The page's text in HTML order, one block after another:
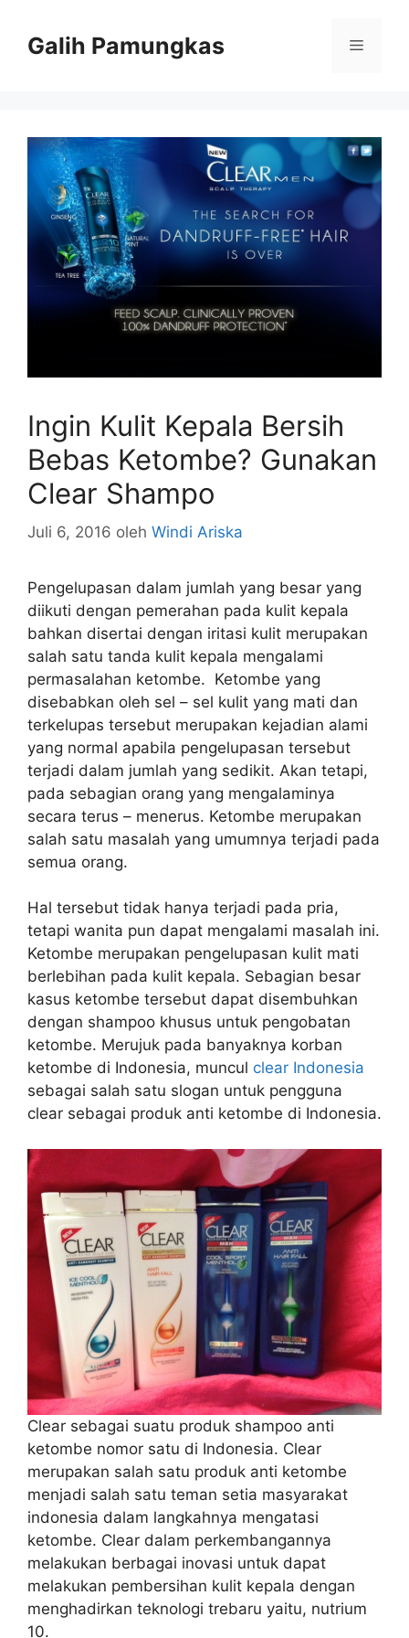
Galih Pamungkas Menu
Ingin Kulit Kepala Bersih
Bebas Ketombe? Gunakan
Clear Shampo
Juli 6, 2016 oleh Windi Ariska
Pengelupasan dalam jumlah yang besar yang
diikuti dengan pemerahan pada kulit kepala
bahkan disertai dengan iritasi kulit merupakan
salah satu tanda kulit kepala mengalami
permasalahan ketombe. Ketombe yang
disebabkan oleh sel – sel kulit yang mati dan
terkelupas tersebut merupakan kejadian alami
yang normal apabila pengelupasan tersebut
terjadi dalam jumlah yang sedikit. Akan tetapi,
pada sebagian orang yang mengalaminya
secara terus – menerus. Ketombe merupakan
salah satu masalah yang umumnya terjadi pada
semua orang.
Hal tersebut tidak hanya terjadi pada pria,
tetapi wanita pun dapat mengalami masalah ini.
Ketombe merupakan pengelupasan kulit mati
berlebihan pada kulit kepala. Sebagian besar
kasus ketombe tersebut dapat disembuhkan
dengan shampoo khusus untuk pengobatan
ketombe. Merujuk pada banyaknya korban
ketombe di Indonesia, muncul clear Indonesia
sebagai salah satu slogan untuk pengguna
clear sebagai produk anti ketombe di Indonesia.
Clear sebagai suatu produk shampoo anti
ketombe nomor satu di Indonesia. Clear
merupakan salah satu produk anti ketombe
menjadi salah satu teman setia masyarakat
indonesia dalam langkahnya mengatasi
ketombe. Clear dalam perkembangannya
melakukan berbagai inovasi untuk dapat
melakukan pembersihan kulit kepala dengan
menghadirkan teknologi trebaru yaitu, nutrium
10.